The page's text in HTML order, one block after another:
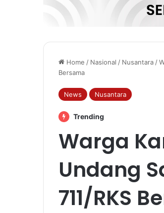
Home / Nasional / Nusantara/
Bersama
News Nusantara
Trending
Warga
Undang
711/RKS